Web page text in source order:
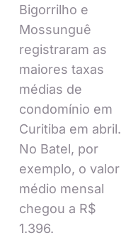
Bigorrilho e
Mossunguê
registraram as
maiores taxas
médias de
condomínio em
Curitiba em abril.
No Batel, por
exemplo, o valor
médio mensal
chegou a R$
1.396.